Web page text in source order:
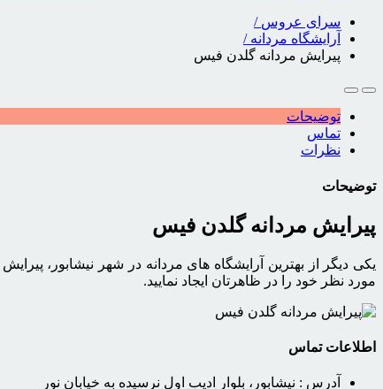
سرای عروس /
آرایشگاه مردانه /
پیرایش مردانه گلدن فیس
توضیحات
تماس
نظرات
توضیحات
پیرایش مردانه گلدن فیس
یکی دیگر از بهترین آرایشگاه های مردانه در شهر نیشابور،
مورد نظر خود را در ظاهرتان ایجاد نمایید.
اطلاعات تماس
آدرس : نیشابور، بلوار ادیب اول نرسیده به خیابان نور